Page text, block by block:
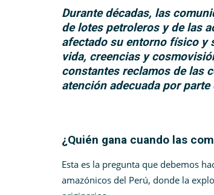
Durante décadas, las
de lotes petroleros y de las
afectado su entorno físico y
vida, creencias y
constantes reclamos de las
atención adecuada por
¿Quién gana cuando las
Esta es la pregunta que debemos
amazónicos del Perú, donde la